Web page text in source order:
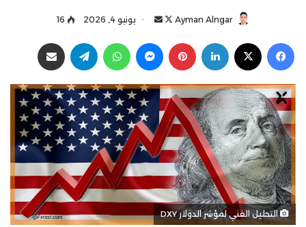
Ayman Alngar
ت
ب
ع
ع
ل
ى
X
س
ل
ب
ر
د
ك
ت
يونيو 4, 2026 16
التحليل الفني لمؤشر الدولار DXY